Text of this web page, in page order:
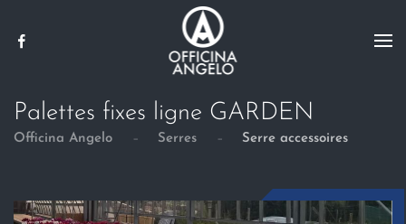
Skip to main content
Palettes fixes ligne GARDEN
Officina Angelo Serres Serre accessoires